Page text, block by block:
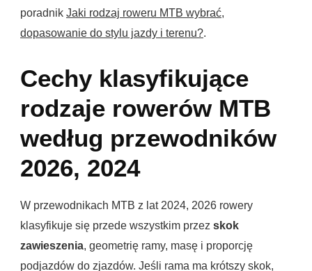
poradnik Jaki rodzaj roweru MTB wybrać,
dopasowanie do stylu jazdy i terenu?.
Cechy klasyfikujące
rodzaje rowerów MTB
według przewodników
2026, 2024
W przewodnikach MTB z lat 2024, 2026 rowery
klasyfikuje się przede wszystkim przez skok
zawieszenia, geometrię ramy, masę i proporcję
podjazdów do zjazdów. Jeśli rama ma krótszy skok,